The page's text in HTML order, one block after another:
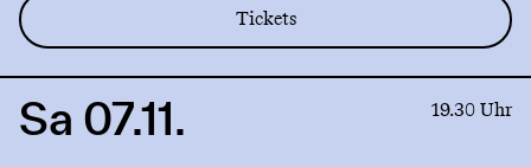
Tickets
LinkSa 07.11. 19.30 Uhr